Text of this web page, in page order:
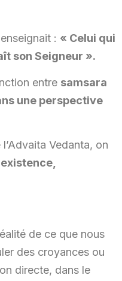
: « Celui qui
son Seigneur ».
entre samsara
une perspective
Vedanta, on
de ce que nous
des croyances ou
directe, dans le